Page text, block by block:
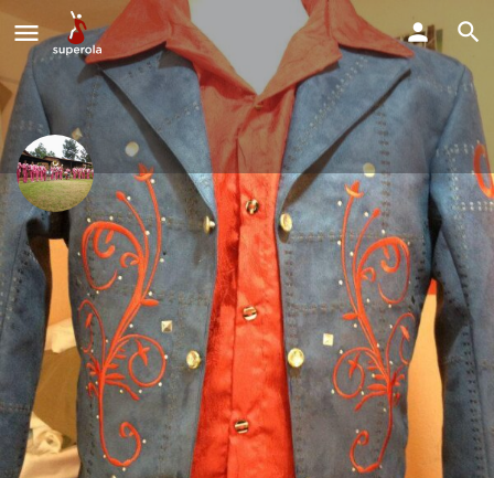
Banda Los Zacatecas De
Guadalajara Jalisco
Estamos disponibles para todo tipo de fiestas y eventos.
$0 - $0 POR EVENTO
Perfil Explorar los Videos Solicitud de Reserva